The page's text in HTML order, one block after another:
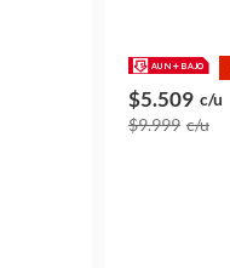
$5.509 c/u
$9.999 c/u